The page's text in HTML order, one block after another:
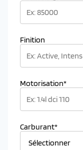
Finition
Motorisation*
Carburant*